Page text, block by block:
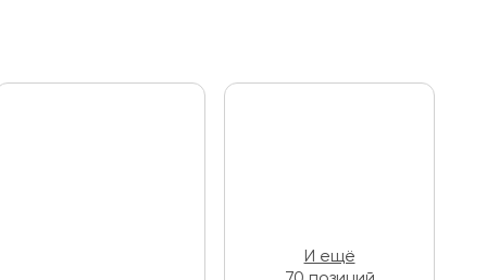
И ещё